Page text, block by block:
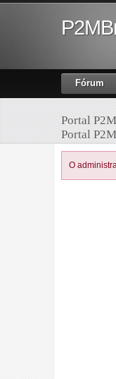
Fórum
Portal
Portal
O